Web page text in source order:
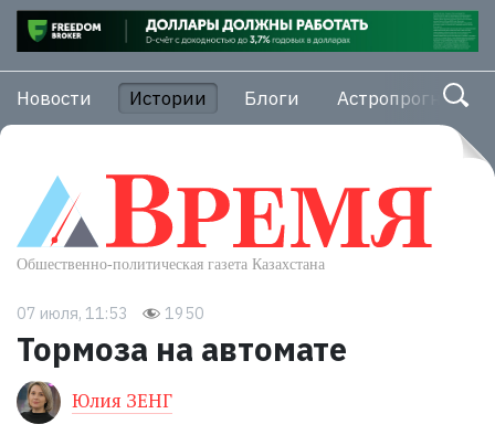
Новости Истории Блоги Астропрогноз
07 июля, 11:53 1950
Тормоза на автомате
Юлия ЗЕНГ